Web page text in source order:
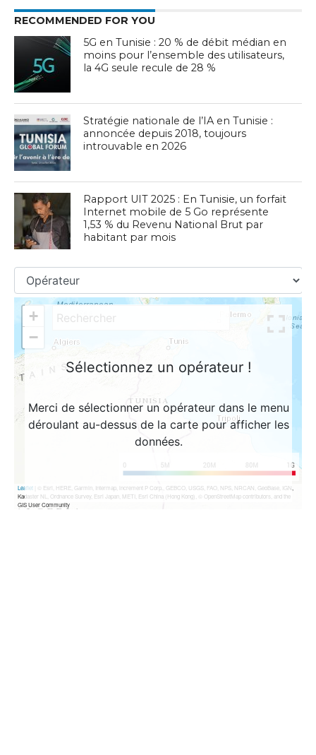
RECOMMENDED FOR YOU
5G en Tunisie : 20 % de débit médian en
moins pour l’ensemble des utilisateurs,
la 4G seule recule de 28 %
Stratégie nationale de l’IA en Tunisie :
annoncée depuis 2018, toujours
introuvable en 2026
Rapport UIT 2025 : En Tunisie, un forfait
Internet mobile de 5 Go représente
1,53 % du Revenu National Brut par
habitant par mois